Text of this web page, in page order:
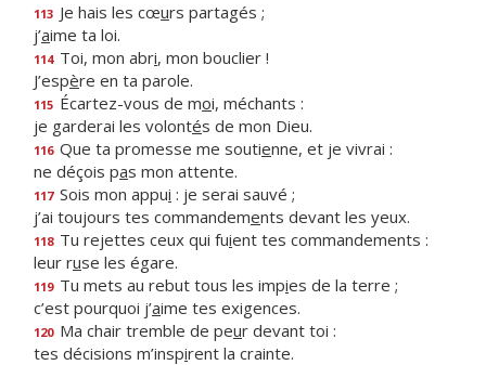
113 Je hais les cœurs partagés ;
j’aime ta loi.
114 Toi, mon abri, mon bouclier !
J’espère en ta parole.
115 Écartez-vous de moi, méchants :
je garderai les volontés de mon Dieu.
116 Que ta promesse me soutienne, et je vivrai :
ne déçois pas mon attente.
117 Sois mon appui : je serai sauvé ;
j’ai toujours tes commandements devant les yeux.
118 Tu rejettes ceux qui fuient tes commandements :
leur ruse les égare.
119 Tu mets au rebut tous les impies de la terre ;
c’est pourquoi j’aime tes exigences.
120 Ma chair tremble de peur devant toi :
tes décisions m’inspirent la crainte.